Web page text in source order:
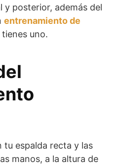
posterior, además del
entrenamiento de
tienes uno.
tu espalda recta y las
manos, a la altura de